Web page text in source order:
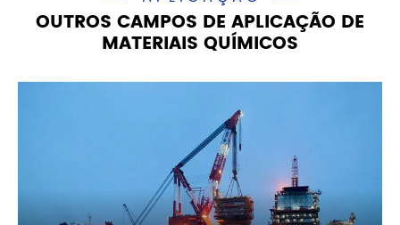
OUTROS CAMPOS DE APLICAÇÃO DE
MATERIAIS QUÍMICOS